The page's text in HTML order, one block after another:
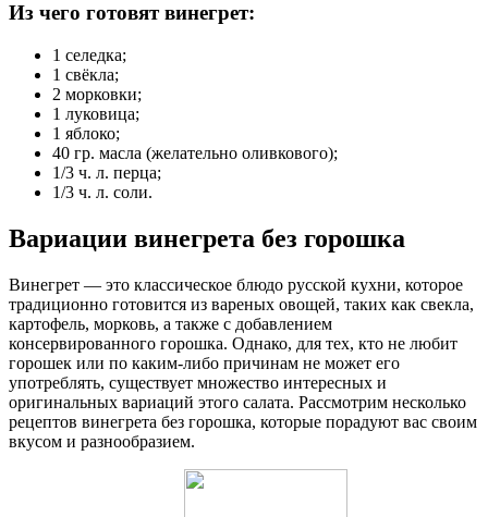
Из чего готовят винегрет:
1 селедка;
1 свёкла;
2 морковки;
1 луковица;
1 яблоко;
40 гр. масла (желательно оливкового);
1/3 ч. л. перца;
1/3 ч. л. соли.
Вариации винегрета без горошка
Винегрет — это классическое блюдо русской кухни, которое
традиционно готовится из вареных овощей, таких как свекла,
картофель, морковь, а также с добавлением
консервированного горошка. Однако, для тех, кто не любит
горошек или по каким-либо причинам не может его
употреблять, существует множество интересных и
оригинальных вариаций этого салата. Рассмотрим несколько
рецептов винегрета без горошка, которые порадуют вас своим
вкусом и разнообразием.